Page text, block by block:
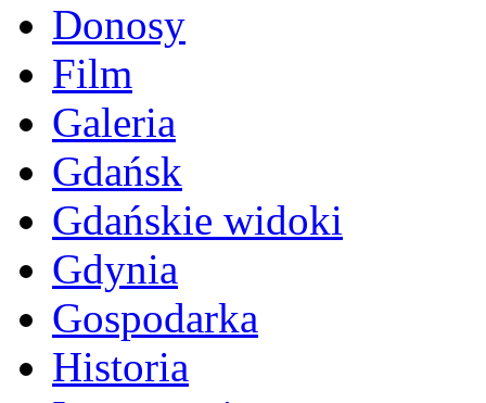
Donosy
Film
Galeria
Gdańsk
Gdańskie widoki
Gdynia
Gospodarka
Historia